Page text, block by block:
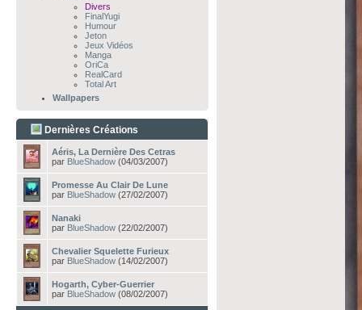
Divers
FinalYugi
Humour
Jeton
Jeux Vidéos
Manga
OriCa
RealCard
Total Art
Wallpapers
Dernières Créations
Aéris, La Dernière Des Cetras
par BlueShadow (04/03/2007)
Promesse Au Clair De Lune
par BlueShadow (27/02/2007)
Nanaki
par BlueShadow (22/02/2007)
Chevalier Squelette Furieux
par BlueShadow (14/02/2007)
Hogarth, Cyber-Guerrier
par BlueShadow (08/02/2007)